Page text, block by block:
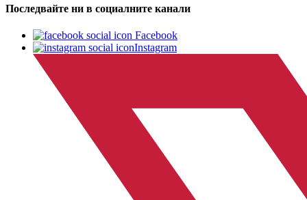
Последвайте ни в социалните канали
Facebook
Instagram